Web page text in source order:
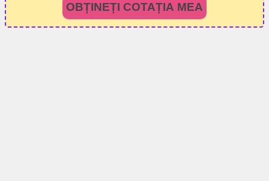
OBȚINEȚI COTAȚIA MEA